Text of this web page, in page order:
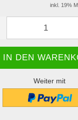
inkl. 19%
Weiter mit